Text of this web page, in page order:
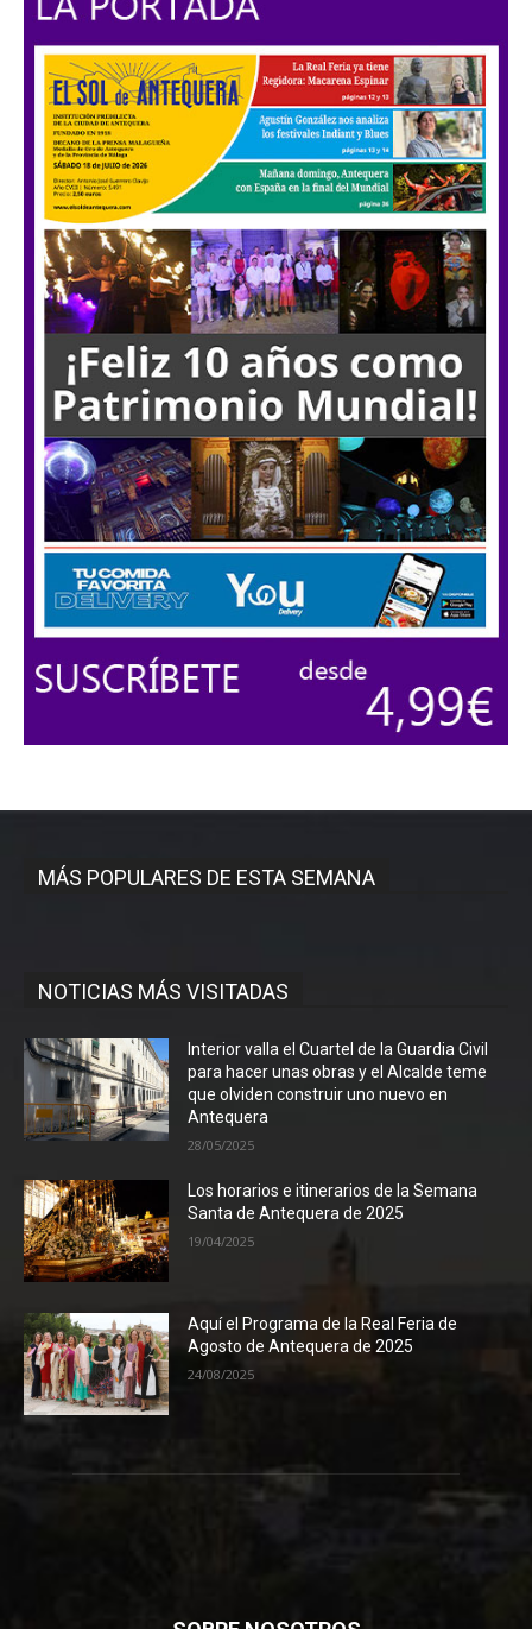
MÁS POPULARES DE ESTA SEMANA
NOTICIAS MÁS VISITADAS
Interior valla el Cuartel de la Guardia Civil
para hacer unas obras y el Alcalde teme
que olviden construir uno nuevo en
Antequera
28/05/2025
Los horarios e itinerarios de la Semana
Santa de Antequera de 2025
19/04/2025
Aquí el Programa de la Real Feria de
Agosto de Antequera de 2025
24/08/2025